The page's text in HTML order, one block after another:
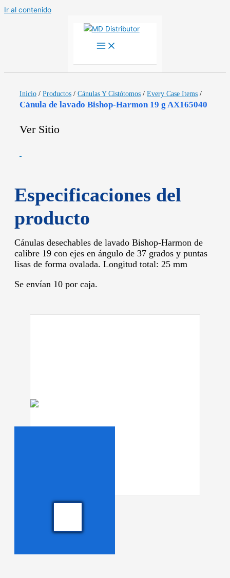
Ir al contenido
Inicio / Productos / Cánulas Y Cistótomos / Every Case Items /
Cánula de lavado Bishop-Harmon 19 g AX165040
Ver Sitio
Especificaciones del
producto
Cánulas desechables de lavado Bishop-Harmon de
calibre 19 con ejes en ángulo de 37 grados y puntas
lisas de forma ovalada. Longitud total: 25 mm
Se envían 10 por caja.